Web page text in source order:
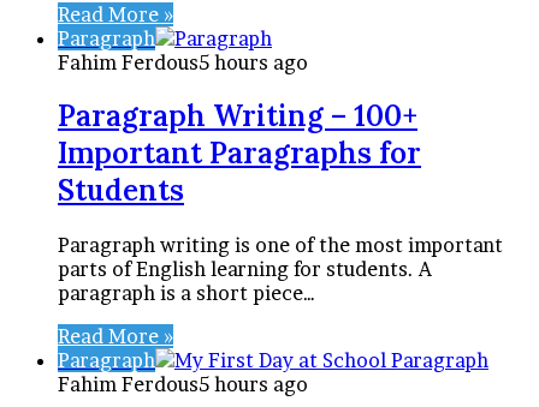
Read More »
Paragraph
Fahim Ferdous5 hours ago
Paragraph Writing – 100+
Important Paragraphs for
Students
Paragraph writing is one of the most important
parts of English learning for students. A
paragraph is a short piece…
Read More »
Paragraph
Fahim Ferdous5 hours ago